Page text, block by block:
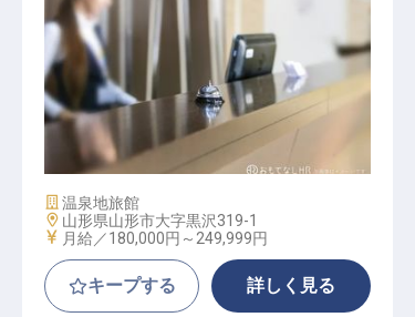
フロントスタッフ
施設業態
温泉地旅館
勤務地
山形県山形市大字黒沢319-1
給与
月給／180,000円～ 249,999円
キープする 詳しく見る